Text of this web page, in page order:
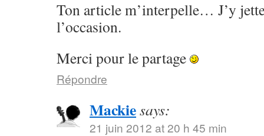
Ton article m’interpelle… J’y
l’occasion.
Merci pour le partage
Répondre
Mackiesays:
21 juin 2012 at 20 h 45 min